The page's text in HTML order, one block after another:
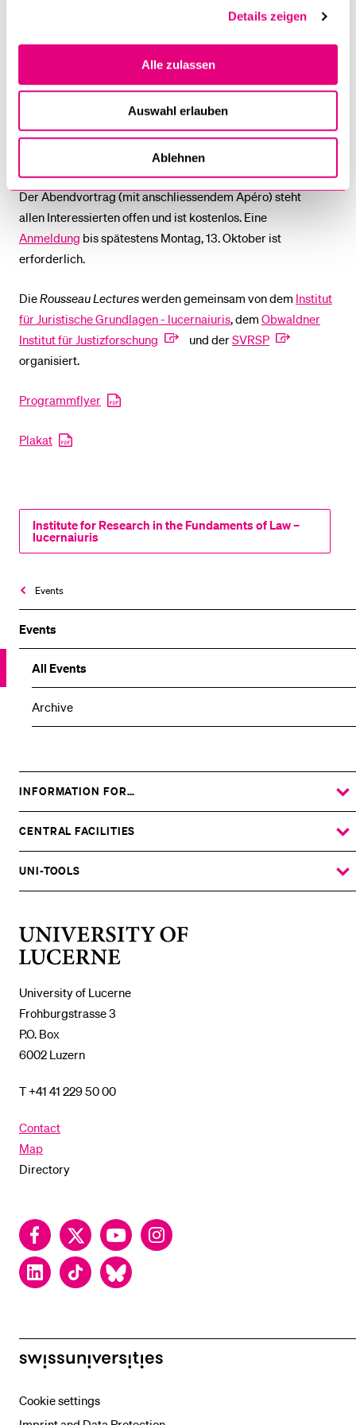
Details zeigen
Alle zulassen
Auswahl erlauben
Ablehnen
Events
Events
All Events
Archive
werden, wie das Verfassungsrecht zur Lösung globaler und
Eine vertiefende Auseinandersetzung mit den im Vortrag
angesprochenen Themen findet in einer anschliessenden
(Freitag, 24. Oktober, 09.15-13.00) statt.
Organisation und Moderation:Prof. Dr. Michele Luminati
(Universität Luzern). Weitere Infos über den Link.
Der Abendvortrag (mit anschliessendem Apéro) steht
allen Interessierten offen und ist kostenlos. Eine
Anmeldung bis spätestens Montag, 13. Oktober ist
erforderlich.
DieRousseau Lectureswerden gemeinsam von dem Institut
für Juristische Grundlagen - lucernaiuris, dem Obwaldner
Institut für Justizforschung
und derSVRSP
organisiert.
Programmflyer
Plakat
Institute for Research in the Fundaments of Law –
lucernaiuris
University of Lucerne
Frohburgstrasse 3
P.O. Box
6002 Luzern
T +41 41 229 50 00
Contact
Map
Directory
FacebookTwitter YouTubeInstagram
LinkedInTikTok Bluesky
INFORMATION FOR…
SHOW
THE
SUBMENU
CENTRAL FACILITIES
SHOW
THE
SUBMENU
UNI-TOOLS
SHOW
THE
swissuniversities
Cookie settings